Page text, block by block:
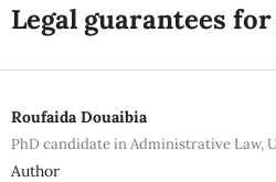
Legal guarantees
Roufaida Douaibia
PhD candidate in Administrative Law,
Author